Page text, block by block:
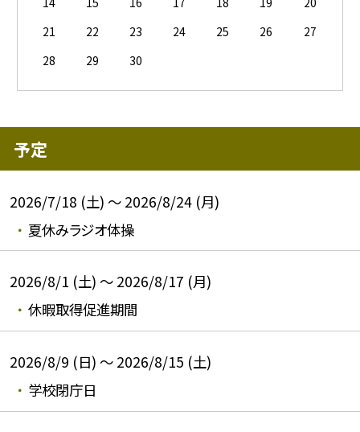
21
22 23 24 25 26
27
28
29 30
予定
2026/7/18 (土) ～ 2026/8/24 (月)
夏休みラジオ体操
2026/8/1 (土) ～ 2026/8/17 (月)
休暇取得促進期間
2026/8/9 (日) ～ 2026/8/15 (土)
学校閉庁日